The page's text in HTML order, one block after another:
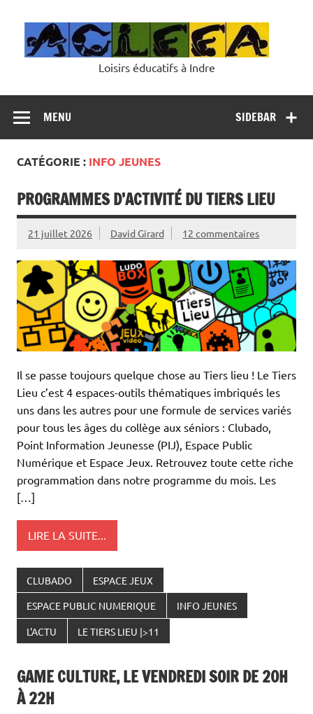
Loisirs éducatifs à Indre
SIDEBAR
MENU
CATÉGORIE : INFO JEUNES
PROGRAMMES D’ACTIVITÉ DU TIERS LIEU
21 juillet 2026 David Girard 12 commentaires
Il se passe toujours quelque chose au Tiers lieu ! Le Tiers
Lieu c’est 4 espaces-outils thématiques imbriqués les
uns dans les autres pour une formule de services variés
pour tous les âges du collège aux séniors : Clubado,
Point Information Jeunesse (PIJ), Espace Public
Numérique et Espace Jeux. Retrouvez toute cette riche
programmation dans notre programme du mois. Les
[…]
LIRE LA SUITE...
CLUBADO ESPACE JEUX
ESPACE PUBLIC NUMERIQUE INFO JEUNES
L'ACTU LE TIERS LIEU |>11
GAME CULTURE, LE VENDREDI SOIR DE 20H
À 22H